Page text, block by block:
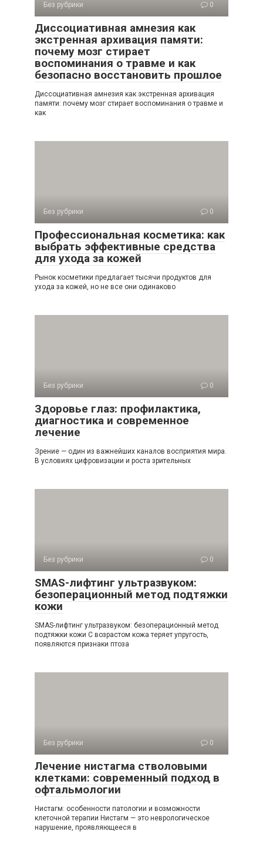
Без рубрики 0
Диссоциативная амнезия как
экстренная архивация памяти:
почему мозг стирает
воспоминания о травме и как
безопасно восстановить прошлое
Диссоциативная амнезия как экстренная архивация
памяти: почему мозг стирает воспоминания о травме и
как
Без рубрики 0
Профессиональная косметика: как
выбрать эффективные средства
для ухода за кожей
Рынок косметики предлагает тысячи продуктов для
ухода за кожей, но не все они одинаково
Без рубрики 0
Здоровье глаз: профилактика,
диагностика и современное
лечение
Зрение — один из важнейших каналов восприятия мира.
В условиях цифровизации и роста зрительных
Без рубрики 0
SMAS-лифтинг ультразвуком:
безоперационный метод подтяжки
кожи
SMAS-лифтинг ультразвуком: безоперационный метод
подтяжки кожи С возрастом кожа теряет упругость,
появляются признаки птоза
Без рубрики 0
Лечение нистагма стволовыми
клетками: современный подход в
офтальмологии
Нистагм: особенности патологии и возможности
клеточной терапии Нистагм — это неврологическое
нарушение, проявляющееся в